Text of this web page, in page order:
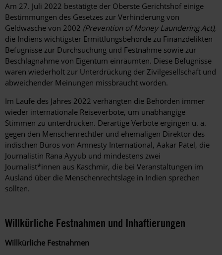
Am 27. Juli 2022 bestätigte der Oberste Gerichtshof einige
Bestimmungen des Gesetzes zur Verhinderung von
Geldwäsche von 2002 (Prevention of Money Laundering Act),
die Indiens wichtigster Ermittlungsbehörde zu Finanzdelikten
Befugnisse zur Durchsuchung und Festnahme sowie zur
Beschlagnahme von Eigentum einräumten. Diese Befugnisse
waren wiederholt zur Unterdrückung der Zivilgesellschaft und
abweichender Meinungen missbraucht worden.
Im Laufe des Jahres 2022 verhängten die Behörden immer
wieder internationale Reiseverbote, um unabhängige
Stimmen zu unterdrücken. Derartige Verbote ergingen u. a.
gegen den Menschenrechtler und ehemaligen Direktor des
indischen Büros von Amnesty International, Aakar Patel, die
Journalistin Rana Ayyub und mindestens zwei
Journalist*innen aus Kaschmir, die bei Veranstaltungen im
Ausland über die Menschenrechtslage in Indien sprechen
sollten.
Willkürliche Festnahmen und Inhaftierungen
Willkürliche Festnahmen